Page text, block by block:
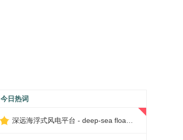
今日热词